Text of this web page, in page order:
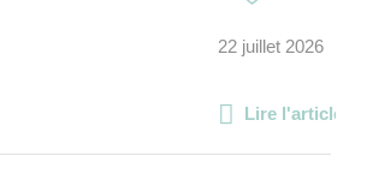
22 juillet 2026
Lire l'article